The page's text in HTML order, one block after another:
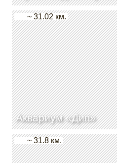
Аквариум «Дип»
~ 31.02 км.
~ 31.8 км.